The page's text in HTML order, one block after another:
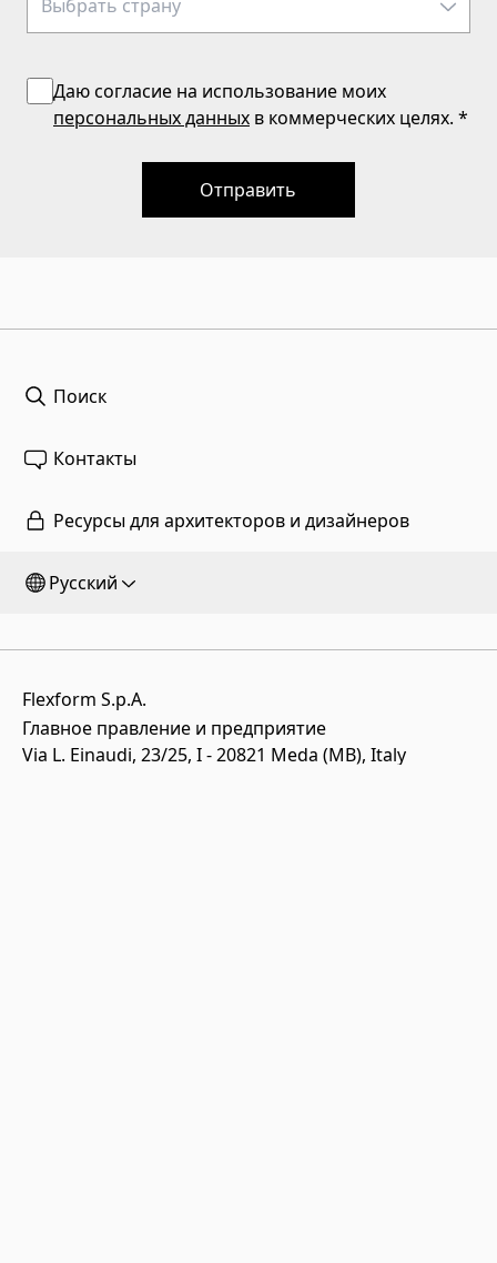
Даю согласие на использование моих
персональных данных в коммерческих целях. *
Отправить
Поиск
Контакты
Ресурсы для архитекторов и дизайнеров
Русский
Flexform S.p.A.
Главное правление и предприятие
Via L. Einaudi, 23/25, I - 20821 Meda (MB), Italy